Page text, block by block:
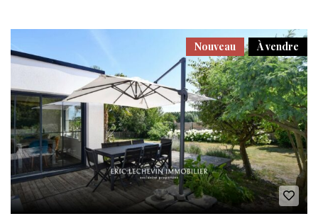
À vendre
Nouveau